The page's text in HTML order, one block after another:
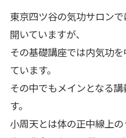
東京四ツ谷の気功サロン
開いていますが、
その基礎講座では内気功
ています。
その中でもメインとなる
す。
小周天とは体の正中線上